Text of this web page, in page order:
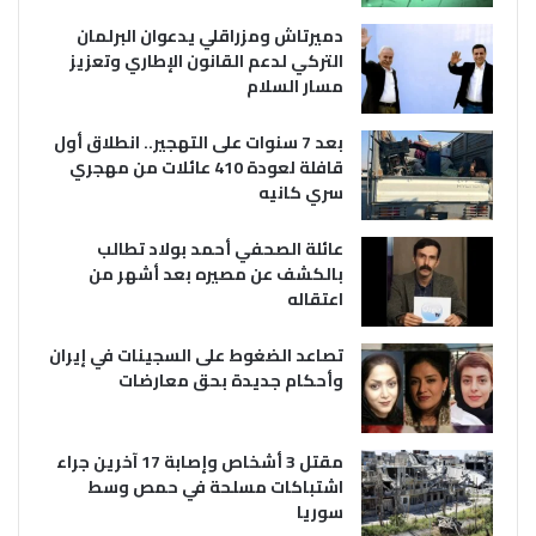
دميرتاش ومزراقلي يدعوان البرلمان
التركي لدعم القانون الإطاري وتعزيز
مسار السلام
بعد 7 سنوات على التهجير.. انطلاق أول
قافلة لعودة 410 عائلات من مهجري
سري كانيه
عائلة الصحفي أحمد بولاد تطالب
بالكشف عن مصيره بعد أشهر من
اعتقاله
تصاعد الضغوط على السجينات في إيران
وأحكام جديدة بحق معارضات
مقتل 3 أشخاص وإصابة 17 آخرين جراء
اشتباكات مسلحة في حمص وسط
سوريا